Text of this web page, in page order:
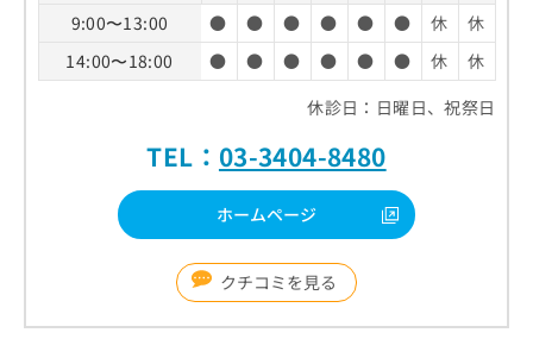
9:00〜13:00
● ● ● ● ● ● 休
休
14:00〜18:00
● ● ● ● ● ● 休
休
休診日：日曜日、祝祭日
TEL： 03-3404-8480
ホームページ
クチコミを見る